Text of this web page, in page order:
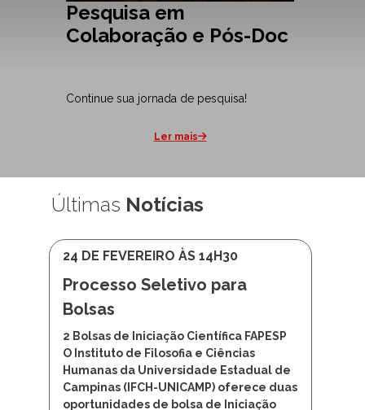
Pesquisa em
Colaboração e Pós-Doc
Continue sua jornada de pesquisa!
Ler mais
Últimas Notícias
24 DE FEVEREIRO ÀS 14H30
Processo Seletivo para
Bolsas
2 Bolsas de Iniciação Científica FAPESP
O Instituto de Filosofia e Ciências
Humanas da Universidade Estadual de
Campinas (IFCH-UNICAMP) oferece duas
oportunidades de bolsa de Iniciação